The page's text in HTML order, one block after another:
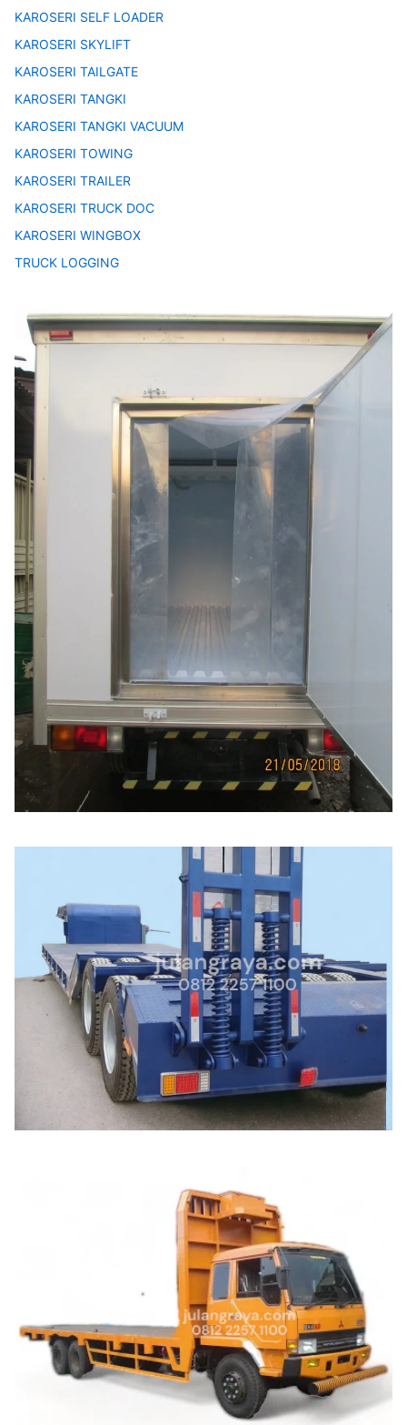
KAROSERI SELF LOADER
KAROSERI SKYLIFT
KAROSERI TAILGATE
KAROSERI TANGKI
KAROSERI TANGKI VACUUM
KAROSERI TOWING
KAROSERI TRAILER
KAROSERI TRUCK DOC
KAROSERI WINGBOX
TRUCK LOGGING